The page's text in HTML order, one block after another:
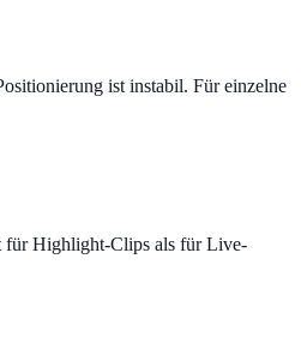
ist instabil. Für einzelne
für Highlight-Clips als für Live-